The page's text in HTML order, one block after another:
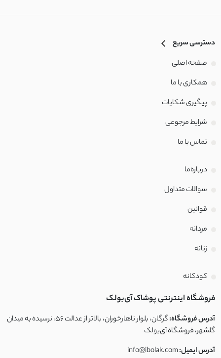
دسترسی سریع
صفحه اصلی
همکاری با ما
پیگیری شکایات
شرایط مرجوعی
تماس با‌ ما
درباره‌ما
سوالات متداول
قوانین
مردانه
زنانه
کودکانه
فروشگاه اینترنتی پوشاک آی‌بولک
آدرس فروشگاه:
گرگان، بلوار ناهارخوران، بالاتر از عدالت ۵۶، نرسیده به میدان
گلشهر، فروشگاه آی‌بولک
آدرس ایمیل:info@ibolak.com